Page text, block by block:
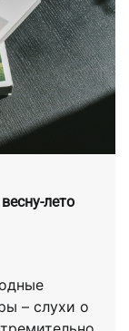
лето
– слухи о